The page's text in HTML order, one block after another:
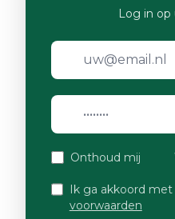
Log in
Onthoud mij
Ik ga akkoord met
voorwaarden